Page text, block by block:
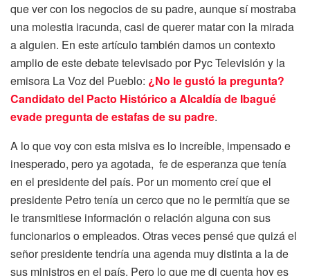
que ver con los negocios de su padre, aunque sí mostraba
una molestia iracunda, casi de querer matar con la mirada
a alguien. En este artículo también damos un contexto
amplio de este debate televisado por Pyc Televisión y la
emisora La Voz del Pueblo: ¿No le gustó la pregunta?
Candidato del Pacto Histórico a Alcaldía de Ibagué
evade pregunta de estafas de su padre.
A lo que voy con esta misiva es lo increíble, impensado e
inesperado, pero ya agotada, fe de esperanza que tenía
en el presidente del país. Por un momento creí que el
presidente Petro tenía un cerco que no le permitía que se
le transmitiese información o relación alguna con sus
funcionarios o empleados. Otras veces pensé que quizá el
señor presidente tendría una agenda muy distinta a la de
sus ministros en el país. Pero lo que me di cuenta hoy es